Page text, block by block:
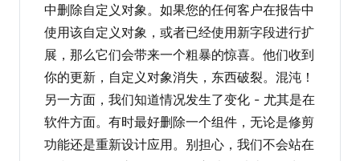
中删除自定义对象。如果您的任何客户在报告中
使用该自定义对象，或者已经使用新字段进行扩
展，那么它们会带来一个粗暴的惊喜。他们收到
你的更新，自定义对象消失，东西破裂。混沌！
另一方面，我们知道情况发生了变化 - 尤其是在
软件方面。有时最好删除一个组件，无论是修剪
功能还是重新设计应用。别担心，我们不会站在